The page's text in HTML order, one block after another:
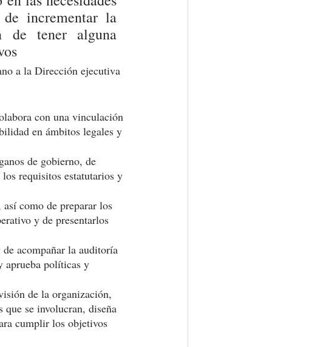
incrementar la
de tener alguna
a la Dirección ejecutiva
con una vinculación
en ámbitos legales y
de gobierno, de
requisitos estatutarios y
como de preparar los
y de presentarlos
acompañar la auditoría
aprueba políticas y
de la organización,
que se involucran, diseña
cumplir los objetivos